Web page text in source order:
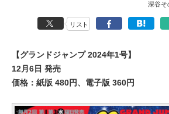
深谷そ
リスト
【グランドジャンプ 2024年1号】
12月6日 発売
価格：紙版 480円、電子版 360円